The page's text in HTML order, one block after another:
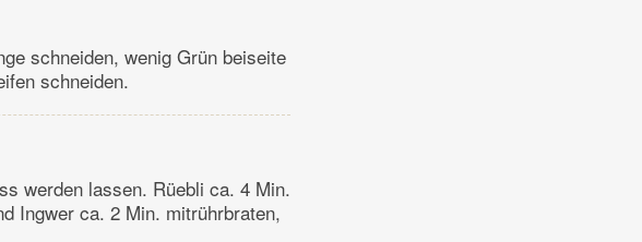
schneiden, wenig Grün beiseite
schneiden.
werden lassen. Rüebli ca. 4 Min.
Ingwer ca. 2 Min. mitrührbraten,